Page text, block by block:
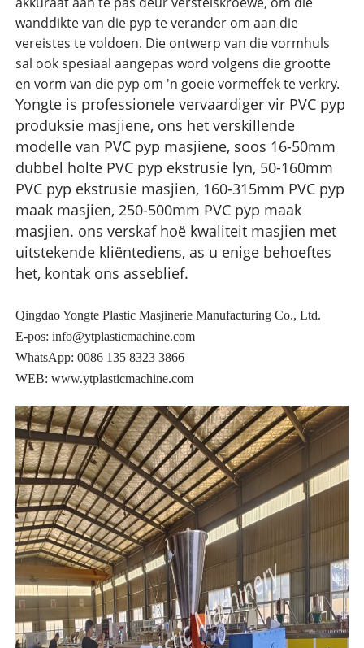
wanddikte van die pyp te verander om aan die
vereistes te voldoen. Die ontwerp van die vormhuls
sal ook spesiaal aangepas word volgens die grootte
en vorm van die pyp om 'n goeie vormeffek te verkry.
Yongte is professionele vervaardiger vir PVC pyp
produksie masjiene, ons het verskillende
modelle van PVC pyp masjiene, soos 16-50mm
dubbel holte PVC pyp ekstrusie lyn, 50-160mm
PVC pyp ekstrusie masjien, 160-315mm PVC pyp
maak masjien, 250-500mm PVC pyp maak
masjien. ons verskaf hoë kwaliteit masjien met
uitstekende kliëntediens, as u enige behoeftes
het, kontak ons ​​asseblief.
Qingdao Yongte Plastic Masjinerie Manufacturing Co., Ltd.
E-pos: info@ytplasticmachine.com
WhatsApp: 0086 135 8323 3866
WEB: www.ytplasticmachine.com